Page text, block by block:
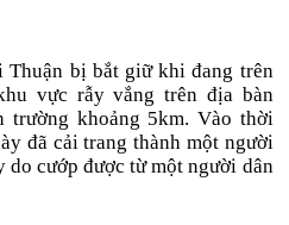
Thuận bị bắt giữ khi đang trên
vực rẫy vắng trên địa bàn
trường khoảng 5km. Vào thời
đã cải trang thành một người
do cướp được từ một người dân